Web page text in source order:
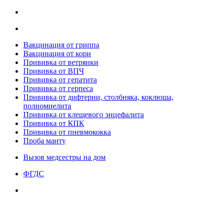
Вакцинация от гриппа
Вакцинация от кори
Прививка от ветрянки
Прививка от ВПЧ
Прививка от гепатита
Прививка от герпеса
Прививка от дифтерии, столбняка, коклюша,
полиомиелита
Прививка от клещевого энцефалита
Прививка от КПК
Прививка от пневмококка
Проба манту
Вызов медсестры на дом
ФГДС